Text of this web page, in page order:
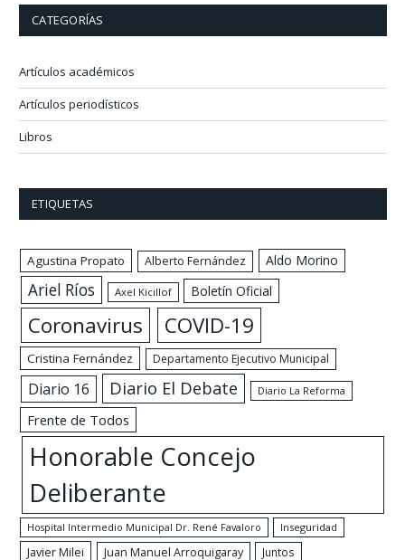
CATEGORÍAS
Artículos académicos
Artículos periodísticos
Libros
ETIQUETAS
Agustina Propato Alberto Fernández Aldo Morino
Ariel Ríos Axel Kicillof Boletín Oficial
Coronavirus COVID-19
Cristina Fernández Departamento Ejecutivo Municipal
Diario 16 Diario El Debate Diario La Reforma
Frente de Todos
Honorable Concejo
Deliberante
Hospital Intermedio Municipal Dr. René Favaloro Inseguridad
Javier Milei Juan Manuel Arroquigaray
Juntos